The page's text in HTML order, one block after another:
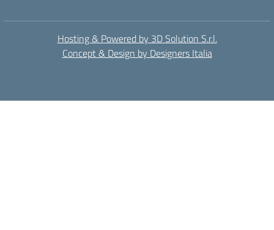
Hosting & Powered by 3D Solution S.r.l.
Concept & Design by Designers Italia